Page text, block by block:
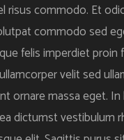
risus commodo. Et
commodo sed
felis imperdiet proin
velit sed
ornare massa eget.
dictumst vestibulum